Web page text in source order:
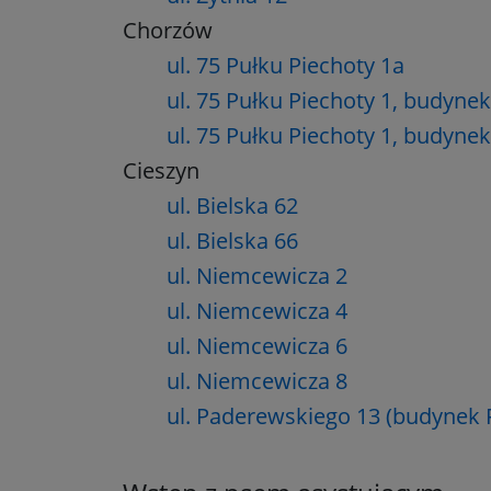
Chorzów
ul. 75 Pułku Piechoty 1a
ul. 75 Pułku Piechoty 1,
ul. 75 Pułku Piechoty 1,
Cieszyn
ul. Bielska 62
ul. Bielska 66
ul. Niemcewicza 2
ul. Niemcewicza 4
ul. Niemcewicza 6
ul. Niemcewicza 8
ul. Paderewskiego 13 (budynek